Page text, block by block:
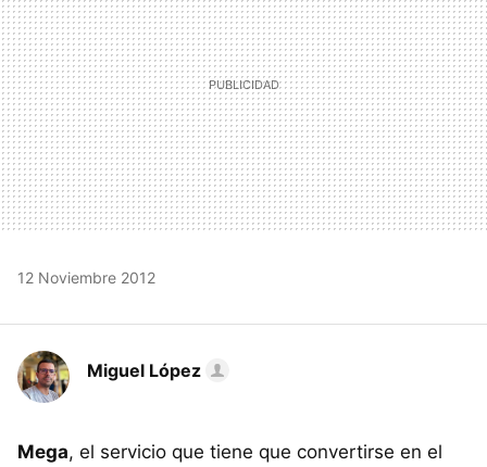
12 Noviembre 2012
Miguel López
Mega, el servicio que tiene que convertirse en el